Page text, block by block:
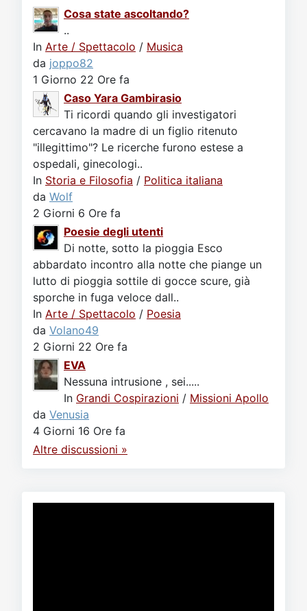
Cosa state ascoltando?
..
In Arte / Spettacolo / Musica
da joppo82
1 Giorno 22 Ore fa
Caso Yara Gambirasio
Ti ricordi quando gli investigatori
cercavano la madre di un figlio ritenuto
"illegittimo"? Le ricerche furono estese a
ospedali, ginecologi..
In Storia e Filosofia / Politica italiana
da Wolf
2 Giorni 6 Ore fa
Poesie degli utenti
Di notte, sotto la pioggia Esco
abbardato incontro alla notte che piange un
lutto di pioggia sottile di gocce scure, già
sporche in fuga veloce dall..
In Arte / Spettacolo / Poesia
da Volano49
2 Giorni 22 Ore fa
EVA
Nessuna intrusione , sei.....
In Grandi Cospirazioni / Missioni Apollo
da Venusia
4 Giorni 16 Ore fa
Altre discussioni »